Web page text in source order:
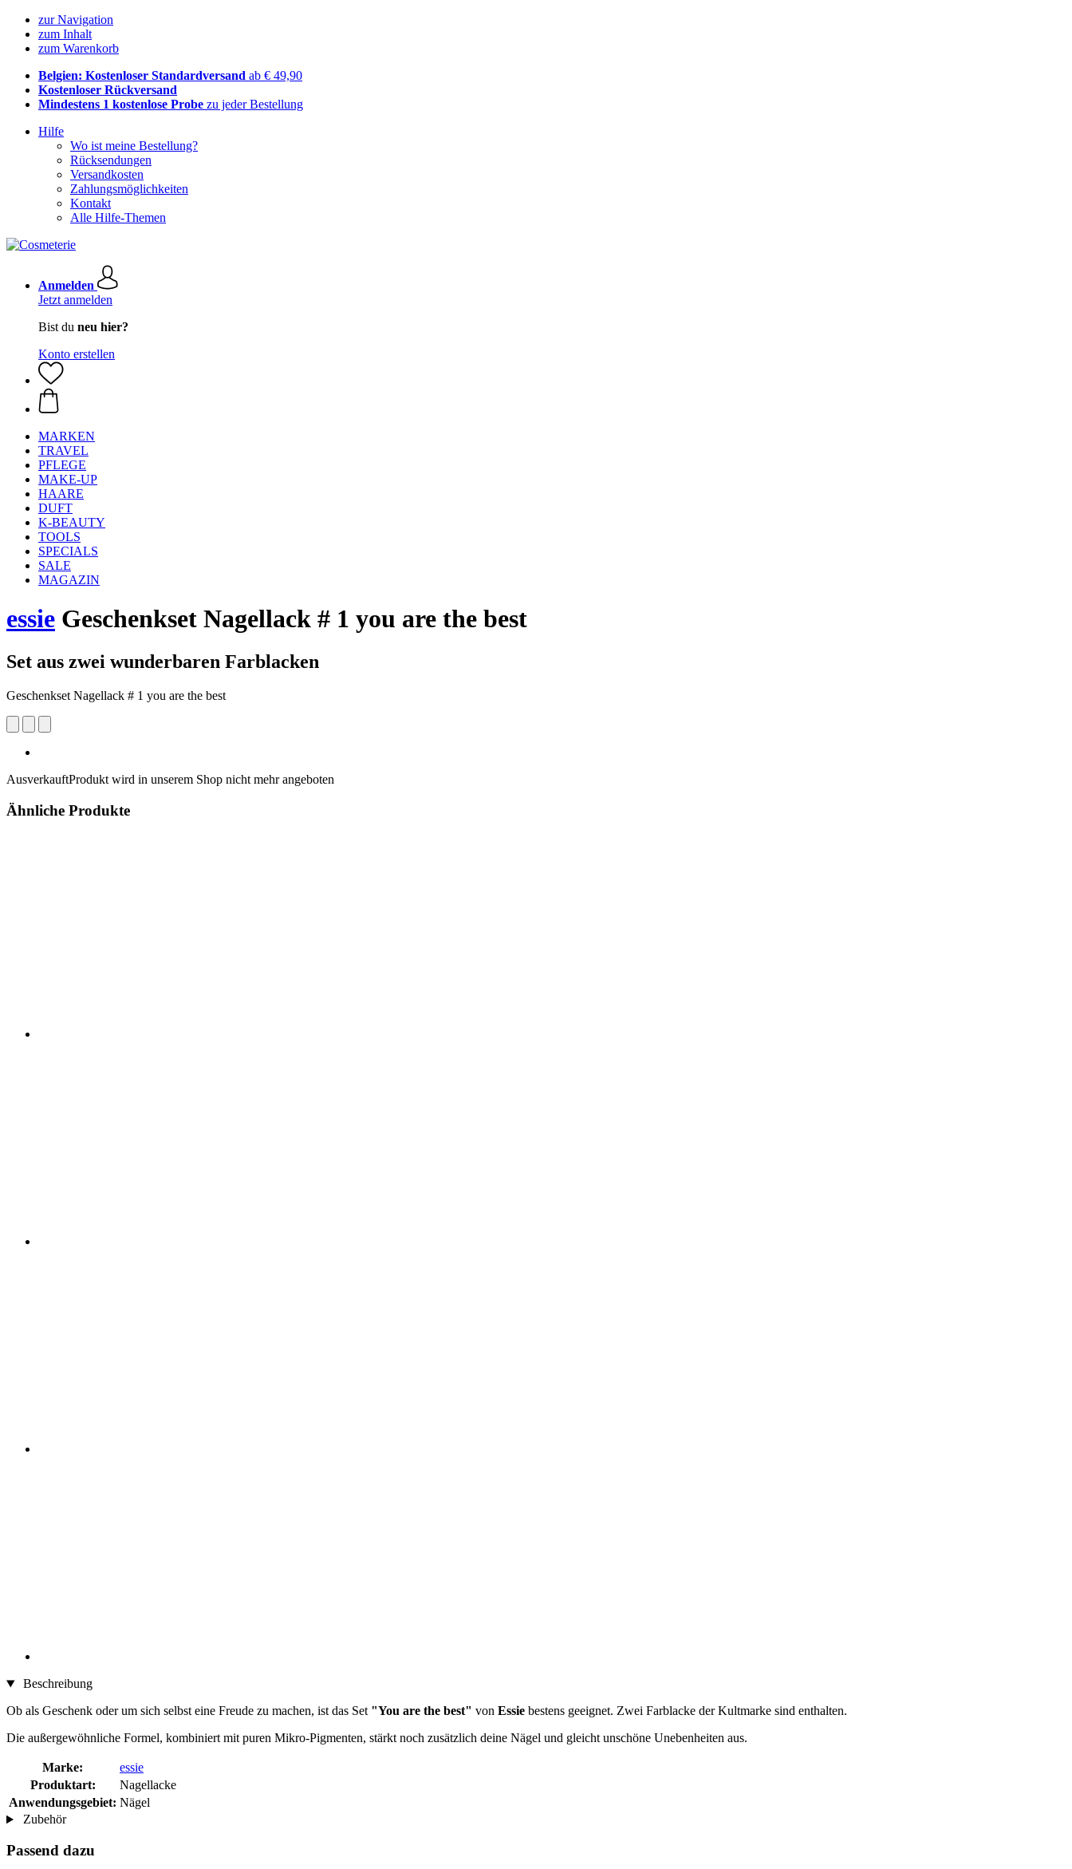
zur Navigation
zum Inhalt
zum Warenkorb
Belgien: Kostenloser Standardversand ab € 49,90
Kostenloser Rückversand
Mindestens 1 kostenlose Probe zu jeder Bestellung
Hilfe
Wo ist meine Bestellung?
Rücksendungen
Versandkosten
Zahlungsmöglichkeiten
Kontakt
Alle Hilfe-Themen
Anmelden
Jetzt anmelden
Bist du neu hier?
Konto erstellen
MARKEN
TRAVEL
PFLEGE
MAKE-UP
HAARE
DUFT
K-BEAUTY
TOOLS
SPECIALS
SALE
MAGAZIN
essie Geschenkset Nagellack # 1 you are the best
Set aus zwei wunderbaren Farblacken
Geschenkset Nagellack # 1 you are the best
AusverkauftProdukt wird in unserem Shop nicht mehr angeboten
Ähnliche Produkte
Beschreibung
Ob als Geschenk oder um sich selbst eine Freude zu machen, ist das Set "You are the best" von Essie bestens geeignet. Zwei Farblacke der Kultmarke sind enthalten.
Die außergewöhnliche Formel, kombiniert mit puren Mikro-Pigmenten, stärkt noch zusätzlich deine Nägel und gleicht unschöne Unebenheiten aus.
Marke:
essie
Produktart:
Nagellacke
Anwendungsgebiet: Nägel
Zubehör
Passend dazu